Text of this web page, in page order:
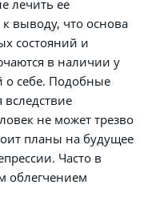
лечить ее
выводу, что основа
состояний и
в наличии у
о себе. Подобные
не может трезво
планы на будущее
Часто в
облегчением